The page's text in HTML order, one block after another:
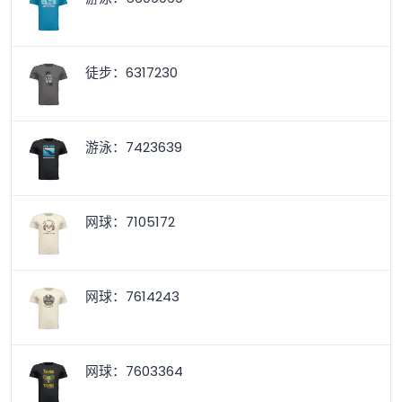
徒步：6317230
游泳：7423639
网球：7105172
网球：7614243
网球：7603364